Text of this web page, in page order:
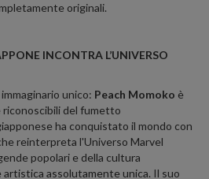
originali.
INCONTRA L’UNIVERSO
unico: Peach Momoko è
riconoscibili del fumetto
ha conquistato il mondo con
reinterpreta l'Universo Marvel
popolari e della cultura
artistica assolutamente unica. Il suo